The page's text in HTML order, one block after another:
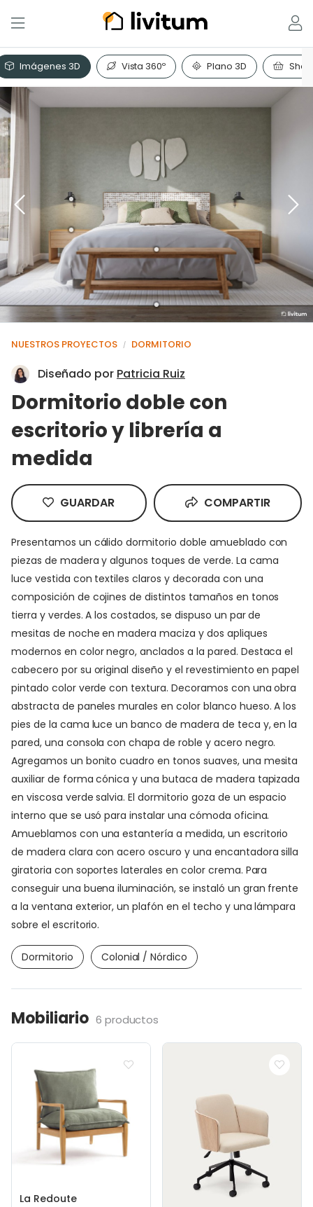
Imágenes 3D Vista 360º Plano 3D
NUESTROS PROYECTOS / DORMITORIO
Diseñado por Patricia Ruiz
Dormitorio doble con
escritorio y librería a
medida
GUARDAR COMPARTIR
Presentamos un cálido dormitorio doble amueblado con
piezas de madera y algunos toques de verde. La cama
luce vestida con textiles claros y decorada con una
composición de cojines de distintos tamaños en tonos
tierra y verdes. A los costados, se dispuso un par de
mesitas de noche en madera maciza y dos apliques
modernos en color negro, anclados a la pared. Destaca el
cabecero por su original diseño y el revestimiento en papel
pintado color verde con textura. Decoramos con una obra
abstracta de paneles murales en color blanco hueso. A los
pies de la cama luce un banco de madera de teca y, en la
pared, una consola con chapa de roble y acero negro.
Agregamos un bonito cuadro en tonos suaves, una mesita
auxiliar de forma cónica y una butaca de madera tapizada
en viscosa verde salvia. El dormitorio goza de un espacio
interno que se usó para instalar una cómoda oficina.
Amueblamos con una estantería a medida, un escritorio
de madera clara con acero oscuro y una encantadora silla
giratoria con soportes laterales en color crema. Para
conseguir una buena iluminación, se instaló un gran frente
a la ventana exterior, un plafón en el techo y una lámpara
sobre el escritorio.
Dormitorio Colonial / Nórdico
Mobiliario 6 productos
La Redoute